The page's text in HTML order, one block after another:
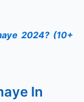
2024? (10+
In